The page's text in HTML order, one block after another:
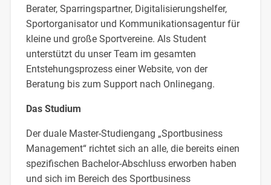
Berater, Sparringspartner, Digitalisierungshelfer,
Sportorganisator und Kommunikationsagentur für
kleine und große Sportvereine. Als Student
unterstützt du unser Team im gesamten
Entstehungsprozess einer Website, von der
Beratung bis zum Support nach Onlinegang.
Das Studium
Der duale Master-Studiengang „Sportbusiness
Management“ richtet sich an alle, die bereits einen
spezifischen Bachelor-Abschluss erworben haben
und sich im Bereich des Sportbusiness